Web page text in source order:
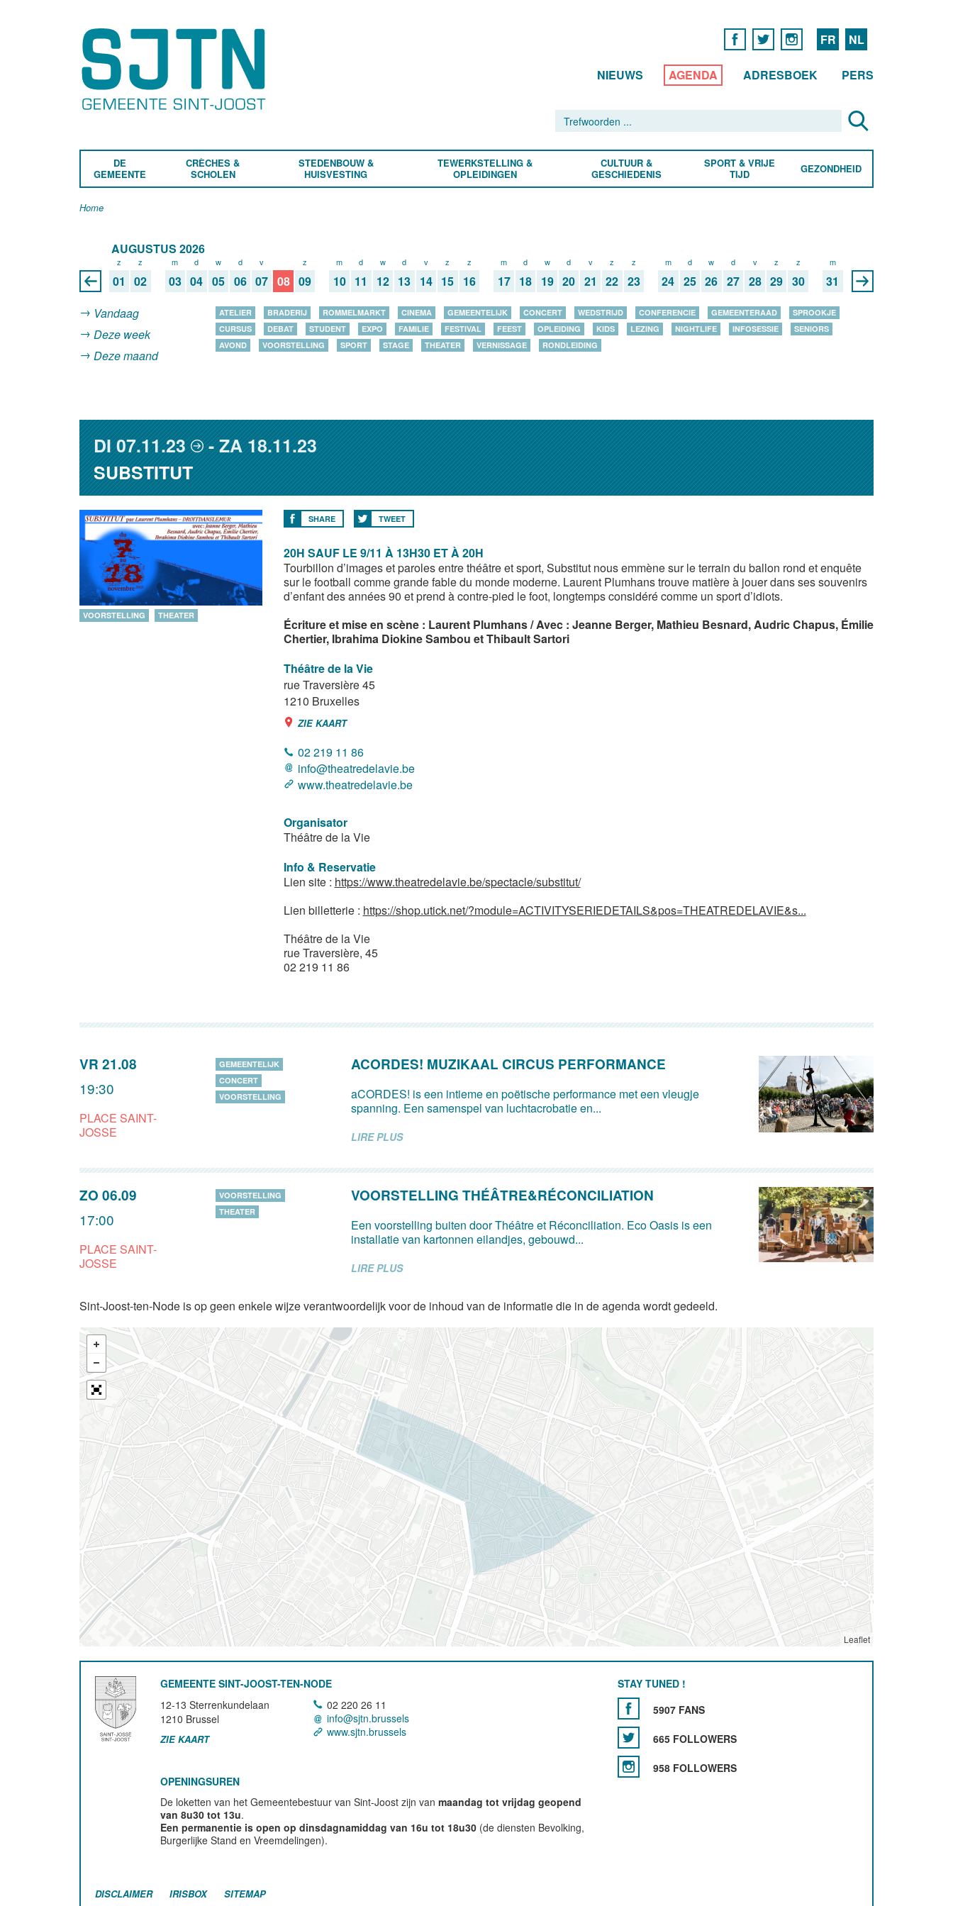
FR NL
NIEUWS AGENDA ADRESBOEK PERS
DE
GEMEENTE
CRÈCHES &
SCHOLEN
STEDENBOUW &
HUISVESTING
TEWERKSTELLING &
OPLEIDINGEN
CULTUUR &
GESCHIEDENIS
SPORT & VRIJE
TIJD
GEZONDHEID
Home
AUGUSTUS 2026
z
01
z
02
m
03
d
04
w
05
d
06
v
07 08
z
09
m
10
d
11
w
12
d
13
v
14
z
15
z
16
m
17
d
18
w
19
d
20
v
21
z
22
z
23
m
24
d
25
w
26
d
27
v
28
z
29
z
30
m
31
Vandaag
Deze week
Deze maand
ATELIER BRADERIJ ROMMELMARKT CINEMA GEMEENTELIJK CONCERT WEDSTRIJD CONFERENCIE GEMEENTERAAD
SPROOKJE
CURSUS
DEBAT STUDENT EXPO FAMILIE FESTIVAL FEEST OPLEIDING KIDS LEZING NIGHTLIFE INFOSESSIE
SENIORS
AVOND
VOORSTELLING SPORT STAGE THEATER VERNISSAGE RONDLEIDING
DI07.11.23 ZA18.11.23
SUBSTITUT
VOORSTELLING THEATER
SHARE TWEET
20H SAUF LE 9/11 À 13H30 ET À 20H
Tourbillon d’images et paroles entre théâtre et sport, Substitut nous emmène sur le terrain du ballon rond et enquête
sur le football comme grande fable du monde moderne. Laurent Plumhans trouve matière à jouer dans ses souvenirs
d’enfant des années 90 et prend à contre-pied le foot, longtemps considéré comme un sport d’idiots.
Écriture et mise en scène : Laurent Plumhans / Avec : Jeanne Berger, Mathieu Besnard, Audric Chapus, Émilie
Chertier, Ibrahima Diokine Sambou et Thibault Sartori
Théâtre de la Vie
rue Traversière 45
1210 Bruxelles
ZIE KAART
02 219 11 86
info@theatredelavie.be
www.theatredelavie.be
Organisator
Théâtre de la Vie
Info & Reservatie
Lien site : https://www.theatredelavie.be/spectacle/substitut/
Lien billetterie : https://shop.utick.net/?module=ACTIVITYSERIEDETAILS&pos=THEATREDELAVIE&s...
Théâtre de la Vie
rue Traversière, 45
02 219 11 86
VR 21.08
19:30
PLACE SAINT-
JOSSE
GEMEENTELIJK
CONCERT
VOORSTELLING
ACORDES! MUZIKAAL CIRCUS PERFORMANCE
aCORDES! is een intieme en poëtische performance met een vleugje
spanning. Een samenspel van luchtacrobatie en...
LIRE PLUS
ZO 06.09
17:00
PLACE SAINT-
JOSSE
VOORSTELLING
THEATER
VOORSTELLING THÉÂTRE&RÉCONCILIATION
Een voorstelling buiten door Théâtre et Réconciliation. Eco Oasis is een
installatie van kartonnen eilandjes, gebouwd...
LIRE PLUS
Sint-Joost-ten-Node is op geen enkele wijze verantwoordelijk voor de inhoud van de informatie die in de agenda wordt gedeeld.
Leaflet
GEMEENTE SINT-JOOST-TEN-NODE
12-13 Sterrenkundelaan
1210 Brussel
ZIE KAART
02 220 26 11
info@sjtn.brussels
www.sjtn.brussels
OPENINGSUREN
De loketten van het Gemeentebestuur van Sint-Joost zijn vanmaandag tot vrijdag geopend
van 8u30 tot 13u.
Een permanentie is open op dinsdagnamiddag van 16u tot 18u30 (de diensten Bevolking,
Burgerlijke Stand en Vreemdelingen).
STAY TUNED !
5907 FANS
665 FOLLOWERS
958 FOLLOWERS
DISCLAIMER IRISBOX SITEMAP